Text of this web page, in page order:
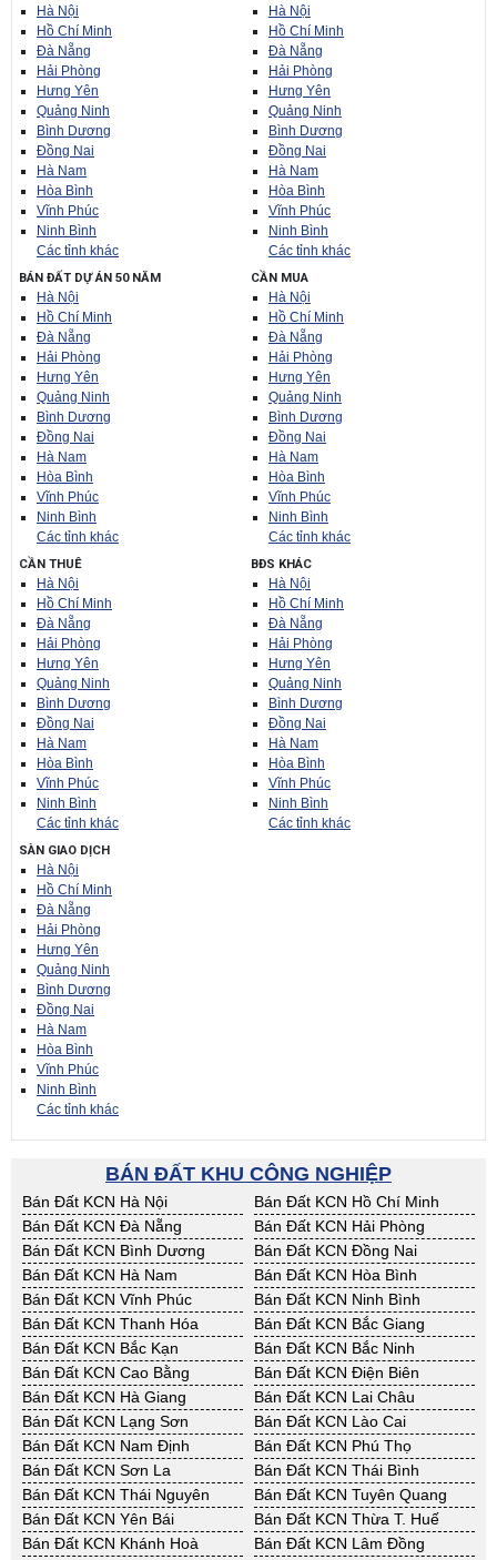
Hà Nội
Hồ Chí Minh
Đà Nẵng
Hải Phòng
Hưng Yên
Quảng Ninh
Bình Dương
Đồng Nai
Hà Nam
Hòa Bình
Vĩnh Phúc
Ninh Bình
Các tỉnh khác
Hà Nội
Hồ Chí Minh
Đà Nẵng
Hải Phòng
Hưng Yên
Quảng Ninh
Bình Dương
Đồng Nai
Hà Nam
Hòa Bình
Vĩnh Phúc
Ninh Bình
Các tỉnh khác
BÁN ĐẤT DỰ ÁN 50 NĂM
Hà Nội
Hồ Chí Minh
Đà Nẵng
Hải Phòng
Hưng Yên
Quảng Ninh
Bình Dương
Đồng Nai
Hà Nam
Hòa Bình
Vĩnh Phúc
Ninh Bình
Các tỉnh khác
CẦN MUA
Hà Nội
Hồ Chí Minh
Đà Nẵng
Hải Phòng
Hưng Yên
Quảng Ninh
Bình Dương
Đồng Nai
Hà Nam
Hòa Bình
Vĩnh Phúc
Ninh Bình
Các tỉnh khác
CẦN THUÊ
Hà Nội
Hồ Chí Minh
Đà Nẵng
Hải Phòng
Hưng Yên
Quảng Ninh
Bình Dương
Đồng Nai
Hà Nam
Hòa Bình
Vĩnh Phúc
Ninh Bình
Các tỉnh khác
BĐS KHÁC
Hà Nội
Hồ Chí Minh
Đà Nẵng
Hải Phòng
Hưng Yên
Quảng Ninh
Bình Dương
Đồng Nai
Hà Nam
Hòa Bình
Vĩnh Phúc
Ninh Bình
Các tỉnh khác
SÀN GIAO DỊCH
Hà Nội
Hồ Chí Minh
Đà Nẵng
Hải Phòng
Hưng Yên
Quảng Ninh
Bình Dương
Đồng Nai
Hà Nam
Hòa Bình
Vĩnh Phúc
Ninh Bình
Các tỉnh khác
BÁN ĐẤT KHU CÔNG NGHIỆP
Bán Đất KCN Hà Nội
Bán Đất KCN Hồ Chí Minh
Bán Đất KCN Đà Nẵng
Bán Đất KCN Hải Phòng
Bán Đất KCN Bình Dương
Bán Đất KCN Đồng Nai
Bán Đất KCN Hà Nam
Bán Đất KCN Hòa Bình
Bán Đất KCN Vĩnh Phúc
Bán Đất KCN Ninh Bình
Bán Đất KCN Thanh Hóa
Bán Đất KCN Bắc Giang
Bán Đất KCN Bắc Kạn
Bán Đất KCN Bắc Ninh
Bán Đất KCN Cao Bằng
Bán Đất KCN Điện Biên
Bán Đất KCN Hà Giang
Bán Đất KCN Lai Châu
Bán Đất KCN Lạng Sơn
Bán Đất KCN Lào Cai
Bán Đất KCN Nam Định
Bán Đất KCN Phú Thọ
Bán Đất KCN Sơn La
Bán Đất KCN Thái Bình
Bán Đất KCN Thái Nguyên
Bán Đất KCN Tuyên Quang
Bán Đất KCN Yên Bái
Bán Đất KCN Thừa T. Huế
Bán Đất KCN Khánh Hoà
Bán Đất KCN Lâm Đồng